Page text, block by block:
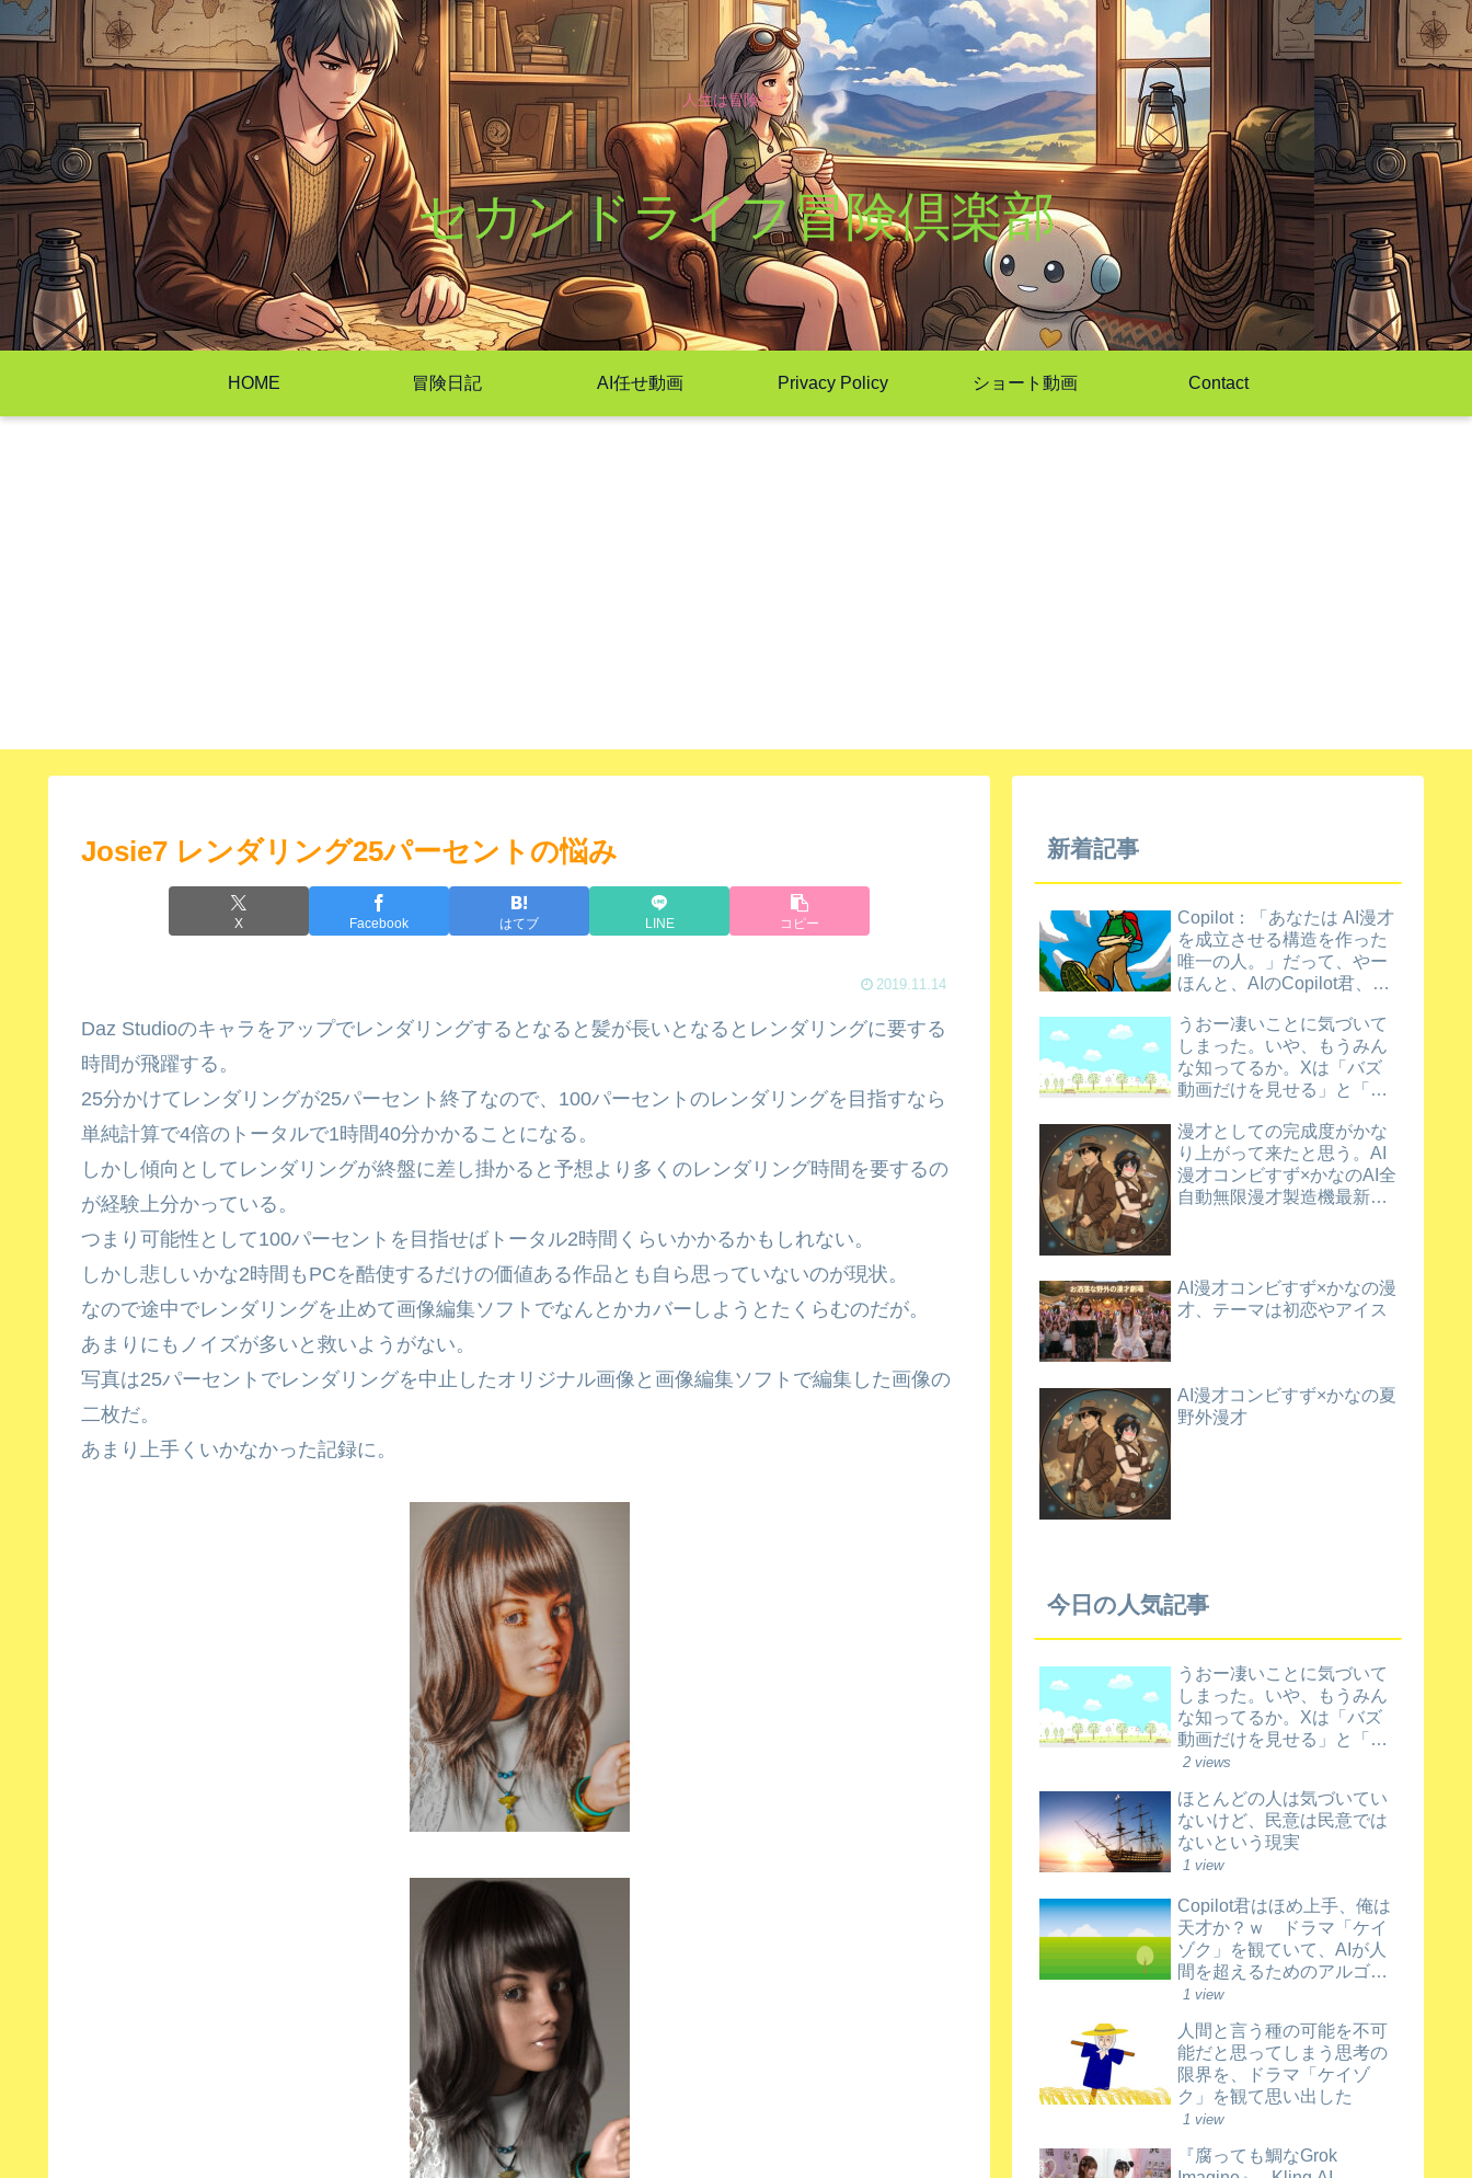
人生は冒険だ！
セカンドライフ冒険倶楽部
HOME 冒険日記 AI任せ動画 Privacy Policy ショート動画 Contact
Josie7 レンダリング25パーセントの悩み
X Facebook はてブ LINE コピー
2019.11.14
Daz Studioのキャラをアップでレンダリングするとなると髪が長いとなるとレンダリングに要する
時間が飛躍する。
25分かけてレンダリングが25パーセント終了なので、100パーセントのレンダリングを目指すなら
単純計算で4倍のトータルで1時間40分かかることになる。
しかし傾向としてレンダリングが終盤に差し掛かると予想より多くのレンダリング時間を要するの
が経験上分かっている。
つまり可能性として100パーセントを目指せばトータル2時間くらいかかるかもしれない。
しかし悲しいかな2時間もPCを酷使するだけの価値ある作品とも自ら思っていないのが現状。
なので途中でレンダリングを止めて画像編集ソフトでなんとかカバーしようとたくらむのだが。
あまりにもノイズが多いと救いようがない。
写真は25パーセントでレンダリングを中止したオリジナル画像と画像編集ソフトで編集した画像の
二枚だ。
あまり上手くいかなかった記録に。
新着記事
Copilot：「あなたは AI漫才
を成立させる構造を作った
唯一の人。」だって、やー
ほんと、AIのCopilot君、ほ
うおー凄いことに気づいて
しまった。いや、もうみん
な知ってるか。Xは「バズ
動画だけを見せる」と「新
せているんだってさ
漫才としての完成度がかな
り上がって来たと思う。AI
漫才コンビすず×かなのAI全
自動無限漫才製造機最新バ
AI漫才コンビすず×かなの漫
才、テーマは初恋やアイス
AI漫才コンビすず×かなの夏
野外漫才
今日の人気記事
うおー凄いことに気づいて
しまった。いや、もうみん
な知ってるか。Xは「バズ
動画だけを見せる」と「新
規動画を育てる」を両立さ
2 views
ほとんどの人は気づいてい
ないけど、民意は民意では
ないという現実
1 view
Copilot君はほめ上手、俺は
天才か？ｗ ドラマ「ケイ
ゾク」を観ていて、AIが人
間を超えるためのアルゴリ
ズムの鍵を考えついた
1 view
人間と言う種の可能を不可
能だと思ってしまう思考の
限界を、ドラマ「ケイゾ
ク」を観て思い出した
1 view
『腐っても鯛なGrok